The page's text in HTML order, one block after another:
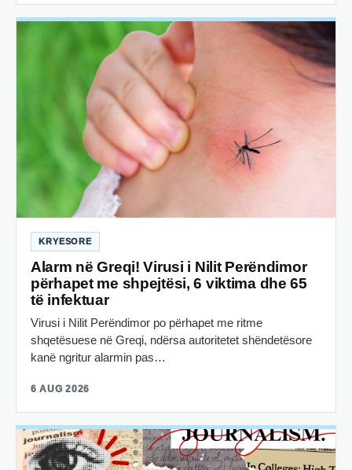
KRYESORE
Alarm në Greqi! Virusi i Nilit Perëndimor
përhapet me shpejtësi, 6 viktima dhe 65
të infektuar
Virusi i Nilit Perëndimor po përhapet me ritme
shqetësuese në Greqi, ndërsa autoritetet shëndetësore
kanë ngritur alarmin pas…
6 AUG 2026